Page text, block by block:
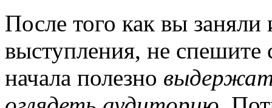
После того как вы
выступления, не спешите
начала полезно